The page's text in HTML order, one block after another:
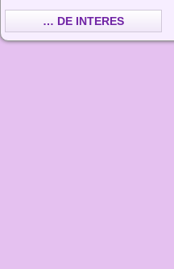
… DE INTERES